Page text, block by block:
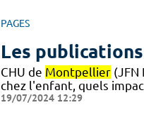
PAGES
Les publications
CHU de Montpellier(JFN
chez l'enfant, quels
19/07/2024 12:29